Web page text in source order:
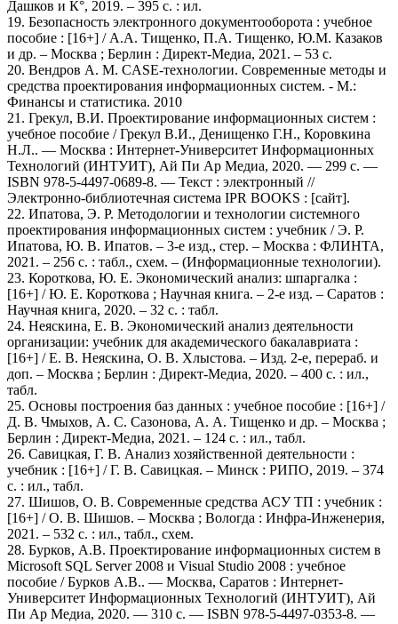
Дашков и К°, 2019. – 395 с. : ил.
19. Безопасность электронного документооборота : учебное
пособие : [16+] / А.А. Тищенко, П.А. Тищенко, Ю.М. Казаков
и др. – Москва ; Берлин : Директ-Медиа, 2021. – 53 с.
20. Вендров А. М. CASE-технологии. Современные методы и
средства проектирования информационных систем. - М.:
Финансы и статистика. 2010
21. Грекул, В.И. Проектирование информационных систем :
учебное пособие / Грекул В.И., Денищенко Г.Н., Коровкина
Н.Л.. — Москва : Интернет-Университет Информационных
Технологий (ИНТУИТ), Ай Пи Ар Медиа, 2020. — 299 c. —
ISBN 978-5-4497-0689-8. — Текст : электронный //
Электронно-библиотечная система IPR BOOKS : [сайт].
22. Ипатова, Э. Р. Методологии и технологии системного
проектирования информационных систем : учебник / Э. Р.
Ипатова, Ю. В. Ипатов. – 3-е изд., стер. – Москва : ФЛИНТА,
2021. – 256 с. : табл., схем. – (Информационные технологии).
23. Короткова, Ю. Е. Экономический анализ: шпаргалка :
[16+] / Ю. Е. Короткова ; Научная книга. – 2-е изд. – Саратов :
Научная книга, 2020. – 32 с. : табл.
24. Неяскина, Е. В. Экономический анализ деятельности
организации: учебник для академического бакалавриата :
[16+] / Е. В. Неяскина, О. В. Хлыстова. – Изд. 2-е, перераб. и
доп. – Москва ; Берлин : Директ-Медиа, 2020. – 400 с. : ил.,
табл.
25. Основы построения баз данных : учебное пособие : [16+] /
Д. В. Чмыхов, А. С. Сазонова, А. А. Тищенко и др. – Москва ;
Берлин : Директ-Медиа, 2021. – 124 с. : ил., табл.
26. Савицкая, Г. В. Анализ хозяйственной деятельности :
учебник : [16+] / Г. В. Савицкая. – Минск : РИПО, 2019. – 374
с. : ил., табл.
27. Шишов, О. В. Современные средства АСУ ТП : учебник :
[16+] / О. В. Шишов. – Москва ; Вологда : Инфра-Инженерия,
2021. – 532 с. : ил., табл., схем.
28. Бурков, А.В. Проектирование информационных систем в
Microsoft SQL Server 2008 и Visual Studio 2008 : учебное
пособие / Бурков А.В.. — Москва, Саратов : Интернет-
Университет Информационных Технологий (ИНТУИТ), Ай
Пи Ар Медиа, 2020. — 310 c. — ISBN 978-5-4497-0353-8. —